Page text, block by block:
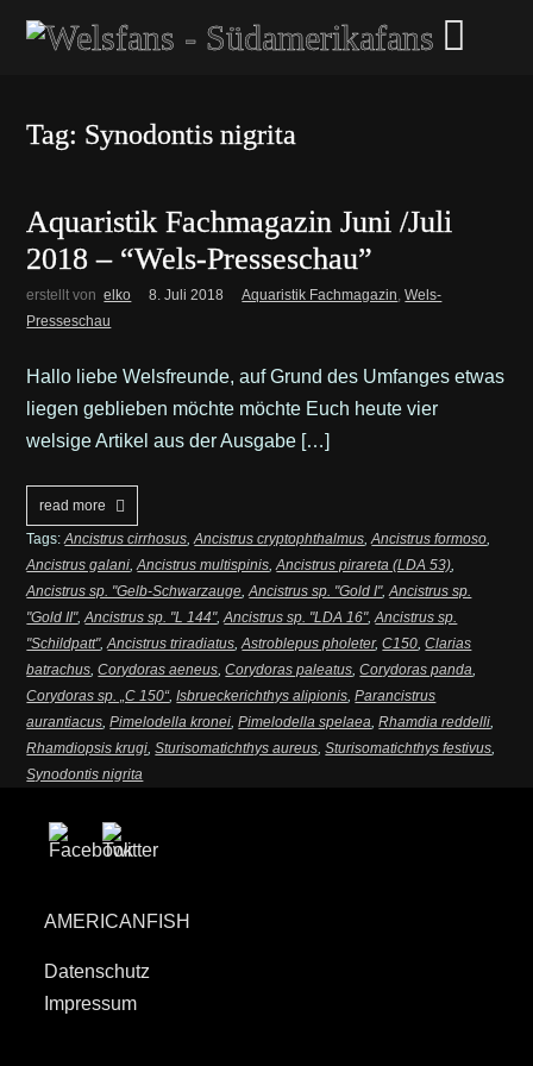
Tag: Synodontis nigrita
Aquaristik Fachmagazin Juni /Juli
2018 – “Wels-Presseschau”
erstellt von elko 8. Juli 2018 Aquaristik Fachmagazin,Wels-
Presseschau
Hallo liebe Welsfreunde, auf Grund des Umfanges etwas
liegen geblieben möchte möchte Euch heute vier
welsige Artikel aus der Ausgabe […]
read more
Tags:Ancistrus cirrhosus,Ancistrus cryptophthalmus,Ancistrus formoso,
Ancistrus galani,Ancistrus multispinis,Ancistrus pirareta (LDA 53),
Ancistrus sp. "Gelb-Schwarzauge,Ancistrus sp. "Gold I",Ancistrus sp.
"Gold II",Ancistrus sp. "L 144",Ancistrus sp. "LDA 16",Ancistrus sp.
"Schildpatt",Ancistrus triradiatus,Astroblepus pholeter,C150,Clarias
batrachus,Corydoras aeneus,Corydoras paleatus,Corydoras panda,
Corydoras sp. „C 150“,Isbrueckerichthys alipionis,Parancistrus
aurantiacus,Pimelodella kronei,Pimelodella spelaea,Rhamdia reddelli,
Rhamdiopsis krugi,Sturisomatichthys aureus,Sturisomatichthys festivus,
Synodontis nigrita
AMERICANFISH
Datenschutz
Impressum